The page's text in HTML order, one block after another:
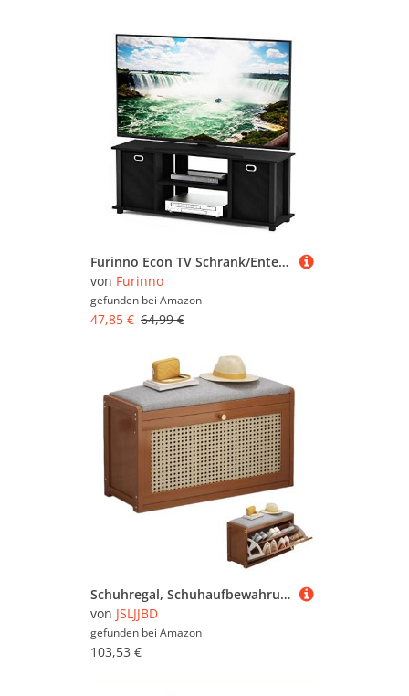
Furinno Econ TV Schrank/Entertainment Center mit 2 Einschüben, holz, schwarz, 29.72 x 29.72 x 40.13 cm
von Furinno
gefunden bei Amazon
47,85 € 64,99 €
Schuhregal, Schuhaufbewahrungsbank for den Eingangsbereich, platzsparendes, geschlossenes Schuhregal mit Kissen und höhenverstellbarer Aufbewahrung for Eingangsbereich, Flur, Wohnzimmer(Walnut,70cm)
von JSLJJBD
gefunden bei Amazon
103,53 €